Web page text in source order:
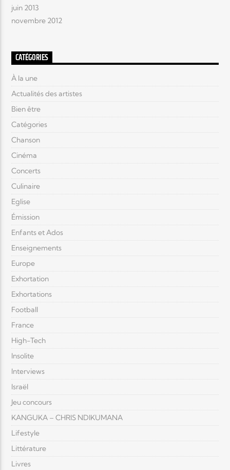
juin 2013
novembre 2012
CATÉGORIES
À la une
Actualités des artistes
Bien être
Catégories
Chanson
Cinéma
Concerts
Culinaire
Eglise
Émission
Enfants et Ados
Enseignements
Europe
Exhortation
Exhortations
Football
France
High-Tech
Insolite
Interviews
Israël
Jeu concours
KANGUKA – CHRIS NDIKUMANA
Lifestyle
Littérature
Livres